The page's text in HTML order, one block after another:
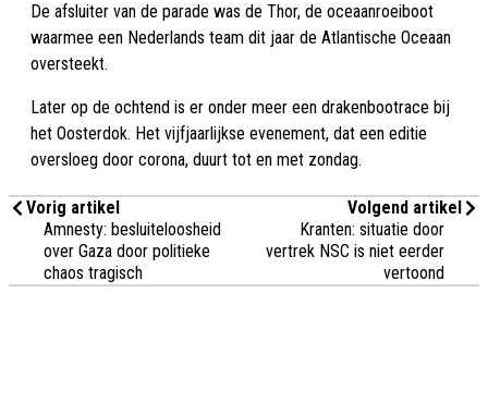
De afsluiter van de parade was de Thor, de oceaanroeiboot
waarmee een Nederlands team dit jaar de Atlantische Oceaan
oversteekt.
Later op de ochtend is er onder meer een drakenbootrace bij
het Oosterdok. Het vijfjaarlijkse evenement, dat een editie
oversloeg door corona, duurt tot en met zondag.
Vorig artikel
Amnesty: besluiteloosheid
over Gaza door politieke
chaos tragisch
Volgend artikel
Kranten: situatie door
vertrek NSC is niet eerder
vertoond